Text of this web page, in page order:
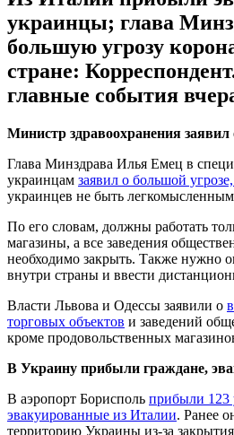
украинцы; глава
большую угрозу
стране:
главные события
Министр здравоохранения заявил
Глава Минздрава Илья Емец в
украинцам заявил о большой
украинцев не быть
По его словам, должны работать
магазины, а все заведения
необходимо закрыть. Также нужно
внутри страны и ввести
Власти Львова и Одессы заявили о
торговых объектов и заведений
кроме продовольственных
В Украину прибыли граждане,
В аэропорт Борисполь прибыли 123
эвакуированные из Италии. Ранее
территорию Украины из-за